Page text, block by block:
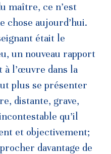
maître, ce n’est
chose aujourd’hui.
était le
un nouveau rapport
à l’œuvre dans la
plus se présenter
distante, grave,
qu’il
et objectivement;
davantage de